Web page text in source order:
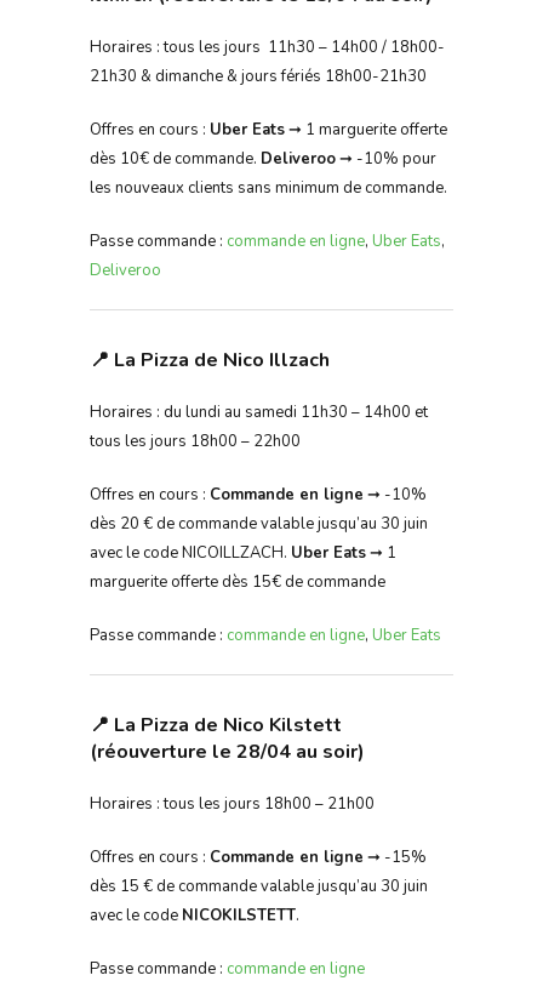
Horaires : tous les jours 11h30 – 14h00 / 18h00-
21h30 & dimanche & jours fériés 18h00-21h30
Offres en cours : Uber Eats➞ 1 marguerite offerte
dès 10€ de commande. Deliveroo➞ -10% pour
les nouveaux clients sans minimum de commande.
Passe commande : commande en ligne, Uber Eats,
Deliveroo
📍 La Pizza de Nico Illzach
Horaires : du lundi au samedi 11h30 – 14h00 et
tous les jours 18h00 – 22h00
Offres en cours : Commande en ligne ➞ -10%
dès 20 € de commande valable jusqu’au 30 juin
avec le code NICOILLZACH. Uber Eats➞ 1
marguerite offerte dès 15€ de commande
Passe commande : commande en ligne, Uber Eats
📍 La Pizza de Nico Kilstett
(réouverture le 28/04 au soir)
Horaires : tous les jours 18h00 – 21h00
Offres en cours : Commande en ligne ➞ -15%
dès 15 € de commande valable jusqu’au 30 juin
avec le code NICOKILSTETT.
Passe commande : commande en ligne